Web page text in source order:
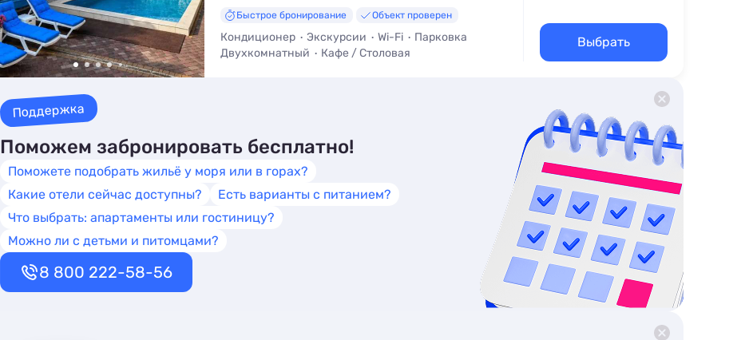
Быстрое бронирование Объект проверен
Кондиционер Экскурсии Wi-Fi
Парковка
Двухкомнатный
Кафе / Столовая
Выбрать
Поддержка
Поможем забронировать бесплатно!
Поможете подобрать жильё у моря или в горах?
Какие отели сейчас доступны?
Есть варианты с питанием?
Что выбрать: апартаменты или гостиницу?
Можно ли с детьми и питомцами?
8 800 222-58-56